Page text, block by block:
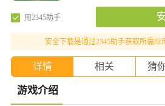
用2345助手
安全下载是通过2345助手获取所需应
详情 相关 猜
游戏介绍